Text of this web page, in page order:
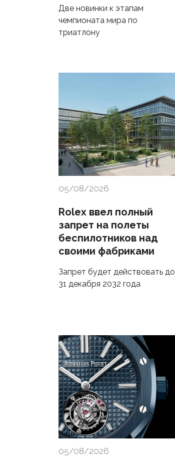
Две новинки к этапам
чемпионата мира по
триатлону
05/08/2026
Rolex ввел полный
запрет на полеты
беспилотников над
своими фабриками
Запрет будет действовать до
31 декабря 2032 года
05/08/2026